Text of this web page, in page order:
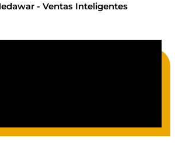
- Ventas Inteligentes